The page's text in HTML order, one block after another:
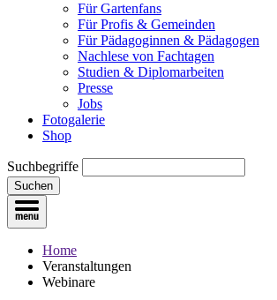
Für Gartenfans
Für Profis & Gemeinden
Für Pädagoginnen & Pädagogen
Nachlese von Fachtagen
Studien & Diplomarbeiten
Presse
Jobs
Fotogalerie
Shop
Suchbegriffe
Suchen
Home
Veranstaltungen
Webinare